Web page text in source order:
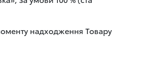
надходження Товару